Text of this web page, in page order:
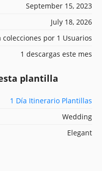
September 15, 2023
July 18, 2026
colecciones por 1 Usuarios
1 descargas este mes
plantilla
1 Día Itinerario Plantillas
Wedding
Elegant